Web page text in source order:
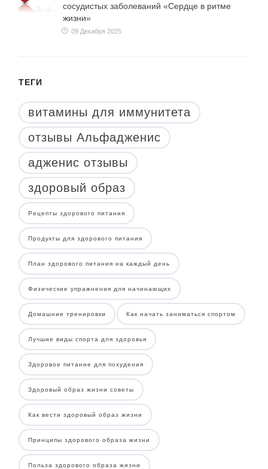
сосудистых заболеваний «Сердце в ритме
жизни»
09 Декабря 2025
ТЕГИ
витамины для иммунитета
отзывы Альфадженис
адженис отзывы
здоровый образ
Рецепты здорового питания
Продукты для здорового питания
План здорового питания на каждый день
Физические упражнения для начинающих
Домашние тренировки Как начать заниматься спортом
Лучшие виды спорта для здоровья
Здоровое питание для похудения
Здоровый образ жизни советы
Как вести здоровый образ жизни
Принципы здорового образа жизни
Польза здорового образа жизни